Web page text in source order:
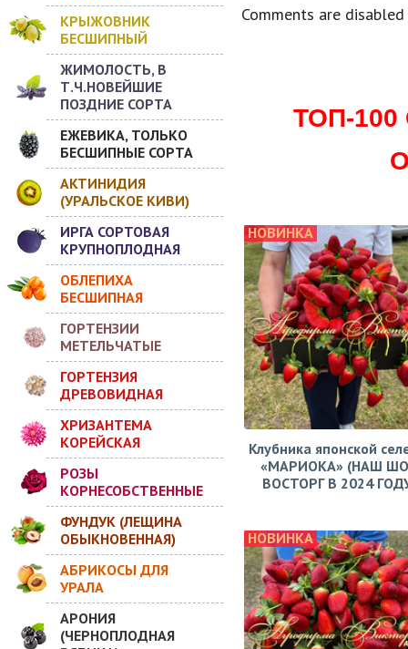
КРЫЖОВНИК
БЕСШИПНЫЙ
ЖИМОЛОСТЬ, В
Т.Ч.НОВЕЙШИЕ
ПОЗДНИЕ СОРТА
ЕЖЕВИКА, ТОЛЬКО
БЕСШИПНЫЕ СОРТА
АКТИНИДИЯ
(УРАЛЬСКОЕ КИВИ)
ИРГА СОРТОВАЯ
КРУПНОПЛОДНАЯ
ОБЛЕПИХА
БЕСШИПНАЯ
ГОРТЕНЗИИ
МЕТЕЛЬЧАТЫЕ
ГОРТЕНЗИЯ
ДРЕВОВИДНАЯ
ХРИЗАНТЕМА
КОРЕЙСКАЯ
РОЗЫ
КОРНЕСОБСТВЕННЫЕ
ФУНДУК (ЛЕЩИНА
ОБЫКНОВЕННАЯ)
АБРИКОСЫ ДЛЯ
УРАЛА
АРОНИЯ
(ЧЕРНОПЛОДНАЯ
Comments are disabled
ТОП-
НОВИНКА
Клубника японской
«МАРИОКА» (НАШ
ВОСТОРГ В 2024
НОВИНКА